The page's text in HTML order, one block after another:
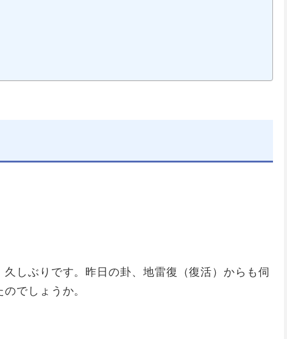
しぶりです。昨日の卦、地雷復（復活）からも伺
でしょうか。